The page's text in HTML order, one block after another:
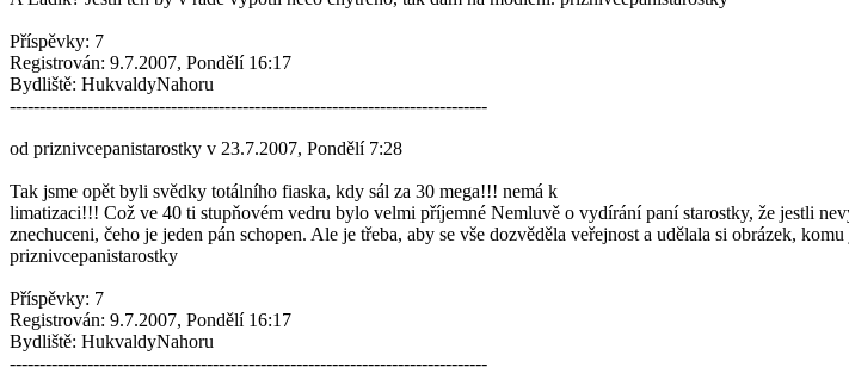
Příspěvky: 7
Registrován: 9.7.2007, Pondělí 16:17
Bydliště: HukvaldyNahoru
--------------------------------------------------------------------------------
od priznivcepanistarostky v 23.7.2007, Pondělí 7:28
Tak jsme opět byli svědky totálního fiaska, kdy sál za 30 mega!!! nemá k
limatizaci!!! Což ve 40 ti stupňovém vedru bylo velmi příjemné Nemluvě o vydírání paní starostky, že jestli
znechuceni, čeho je jeden pán schopen. Ale je třeba, aby se vše dozvěděla veřejnost a udělala si obrázek,
priznivcepanistarostky
Příspěvky: 7
Registrován: 9.7.2007, Pondělí 16:17
Bydliště: HukvaldyNahoru
--------------------------------------------------------------------------------